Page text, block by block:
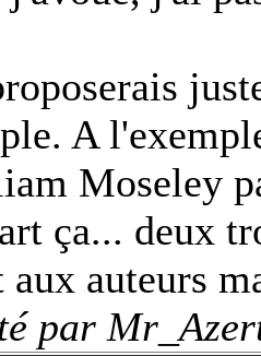
A
Moseley
ça... deux
aux auteurs
par